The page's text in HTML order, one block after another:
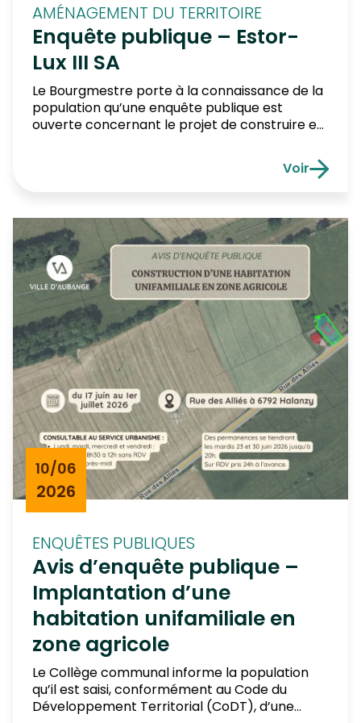
Enquête publique – Estor-
Lux III SA
AMÉNAGEMENT DU TERRITOIRE
Le Bourgmestre porte à la connaissance de la
population qu’une enquête publique est
ouverte concernant le projet de construire et
unités de stockage d’énergie électrique (type
Lithium-ion) d’une puissance maximale de 375
MVA) avec […]
Voir
Enquête
Avis d’enquête publique –
Implantation d’une
habitation unifamiliale en
zone agricole
ENQUÊTES PUBLIQUES
10/06
2026
Le Collège communal informe la population
qu’il est saisi, conformément au Code du
Développement Territorial (CoDT), d’une